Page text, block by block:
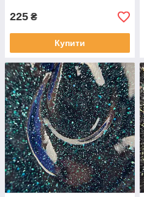
225 ₴
Купити